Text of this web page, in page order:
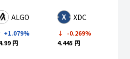
ALGO
+1.079%
円
XDC
-0.269%
4.445 円